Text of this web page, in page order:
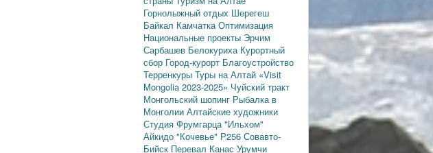
Горнолыжный отдых Шерегеш
Байкал КамчаткаОптимизация
Национальные проекты Эрчим
Сарбашев Белокуриха Курортный
сбор Город-курорт Благоустройство
Терренкуры Туры на Алтай «Visit
Mongolia 2023-2025» Чуйский тракт
Монгольский шопинг Рыбалка в
Монголии Алтайские художники
Студия Фрумгарца"Ильхом"
Айкидо "Кочевье" Р256 Совавто-
Бийск Перевал Канас Урумчи